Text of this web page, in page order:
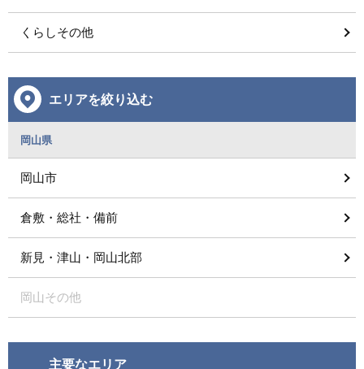
くらしその他
エリアを絞り込む
岡山県
岡山市
倉敷・総社・備前
新見・津山・岡山北部
岡山その他
主要なエリア